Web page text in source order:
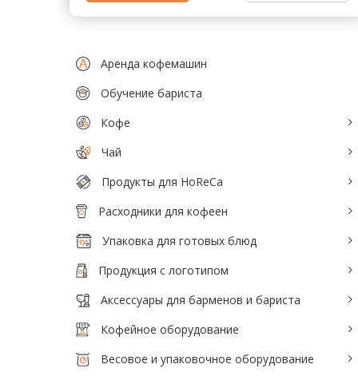
Тепловое оборудование для кафе
Холодильное оборудование
Производители / Бренды
Прайс-листы
Аренда кофемашин
Обучение бариста
Кофе
Чай
Продукты для HoReCa
Расходники для кофеен
Упаковка для готовых блюд
Продукция с логотипом
Аксессуары для барменов и бариста
Кофейное оборудование
Весовое и упаковочное оборудование